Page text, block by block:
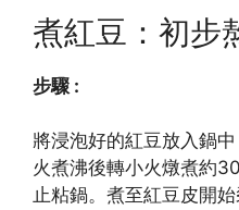
煮紅豆：初步
步驟 :
將浸泡好的紅豆放入鍋
火煮沸後轉小火燉煮約
止粘鍋。煮至紅豆皮開始